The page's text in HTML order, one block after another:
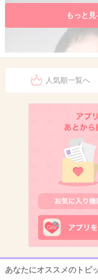
もっと
人気順一覧へ
あなたにオススメのトピ